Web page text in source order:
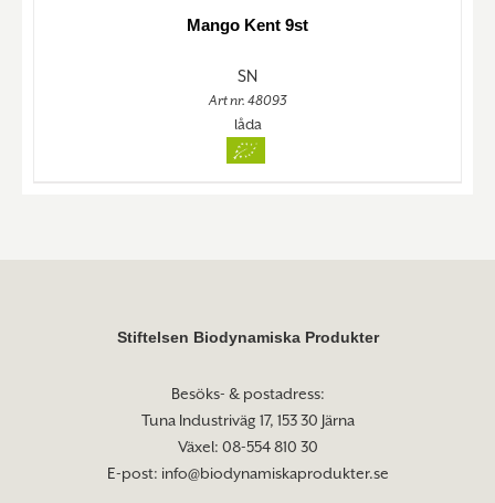
Mango Kent 9st
SN
Art nr. 48093
låda
Stiftelsen Biodynamiska Produkter
Besöks- & postadress:
Tuna Industriväg 17, 153 30 Järna
Växel: 08-554 810 30
E-post: info@biodynamiskaprodukter.se